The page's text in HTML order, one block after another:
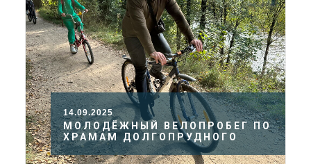
14.09.2025
МОЛОДЁЖНЫЙ ВЕЛОПРОБЕГ ПО
ХРАМАМ ДОЛГОПРУДНОГО